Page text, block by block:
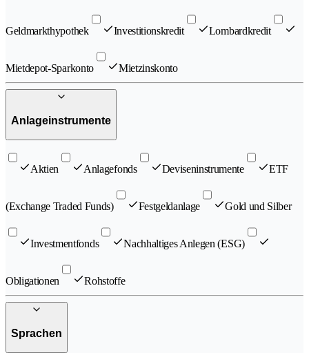
Geldmarkthypothek Investitionskredit Lombardkredit
Mietdepot-Sparkonto Mietzinskonto
Anlageinstrumente
Aktien Anlagefonds Deviseninstrumente ETF
(Exchange Traded Funds) Festgeldanlage Gold und Silber
Investmentfonds Nachhaltiges Anlegen (ESG)
Obligationen Rohstoffe
Sprachen